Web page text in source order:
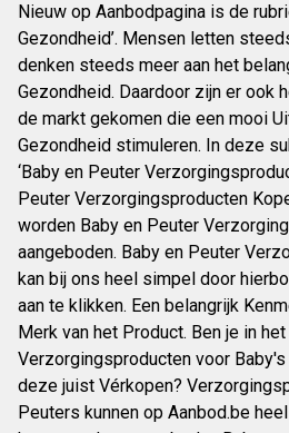
Nieuw op Aanbodpagina is de
Gezondheid’. Mensen letten
denken steeds meer aan het
Gezondheid. Daardoor zijn er ook
de markt gekomen die een mooi
Gezondheid stimuleren. In deze
‘Baby en Peuter
Peuter Verzorgingsproducten
worden Baby en Peuter
aangeboden. Baby en Peuter
kan bij ons heel simpel door
aan te klikken. Een belangrijk
Merk van het Product. Ben je in
Verzorgingsproducten voor
deze juist Vérkopen?
Peuters kunnen op Aanbod.be